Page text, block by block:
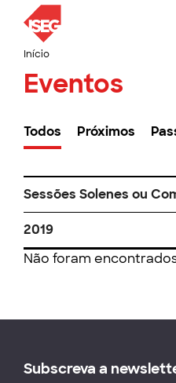
Início
Eventos
Todos Próximos
Sessões Solenes ou
2019
Não foram
Subscreva a